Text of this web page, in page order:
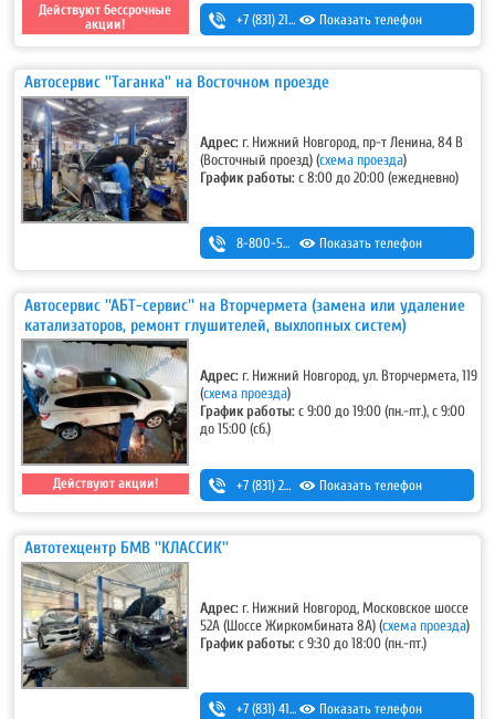
Действуют бессрочные
акции!
+7 (831) 213-75-75 (доб. 2) Показать телефон
Автосервис ''Таганка'' на Восточном проезде
Адрес: г. Нижний Новгород, пр-т Ленина, 84 В
(Восточный проезд)(схема проезда)
График работы:с 8:00 до 20:00 (ежедневно)
8-800-500-7-111 Показать телефон
Автосервис ''АБТ-сервис'' на Вторчермета (замена или удаление
катализаторов, ремонт глушителей, выхлопных систем)
Действуют акции!
Адрес: г. Нижний Новгород, ул. Вторчермета, 119
(схема проезда)
График работы:с 9:00 до 19:00 (пн.-пт.), с 9:00
до 15:00 (сб.)
+7 (831) 257-73-63 ,+7 (831) 415-13-48
Показать телефон
Автотехцентр БМВ ''КЛАССИК''
Адрес: г. Нижний Новгород, Московское шоссе
52А (Шоссе Жиркомбината 8А)(схема проезда)
График работы:c 9:30 до 18:00 (пн.-пт.)
+7 (831) 413-70-86 ,+7 (831) 413-46-46
Показать телефон